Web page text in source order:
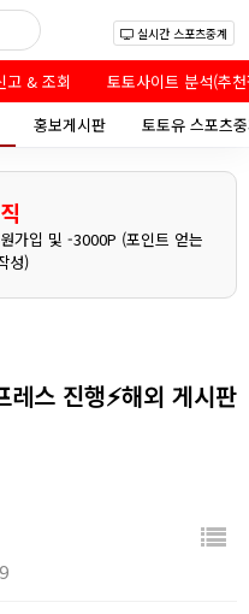
실시간 스포츠중계
고 & 조회
토토사이트 분석(추
홍보게시판 토토유 스포츠
가입 및 -3000P (포인트 얻는
성)
레스 진행⚡해외 게시판